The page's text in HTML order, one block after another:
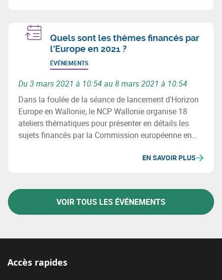
Quels sont les thèmes financés par
l'Europe en 2021 ?
ÉVÉNEMENTS
Du 3 mars 2021 à 10:54 au 8 mars 2021 à 10:54
Dans la foulée de la séance de lancement d'Horizon
Europe en Wallonie, le NCP Wallonie organise 18
ateliers thématiques pour présenter en détails les
sujets financés par la Commission européenne en
EN SAVOIR PLUS
VOIR TOUS LES ÉVÉNEMENTS
Accès rapides